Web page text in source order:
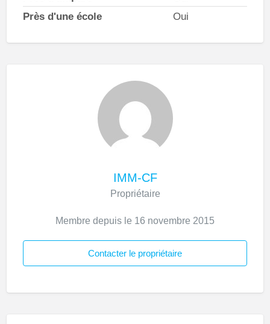
Près d'une école
Oui
IMM-CF
Propriétaire
Membre depuis le 16 novembre 2015
Contacter le propriétaire